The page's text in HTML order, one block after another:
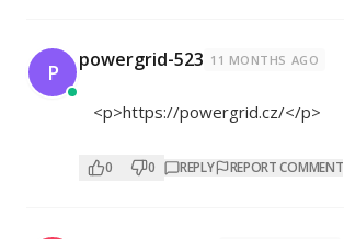
P powergrid-523 11 MONTHS AGO
<p>https://powergrid.cz/</p>
0 0 REPLY REPORT COMMENT